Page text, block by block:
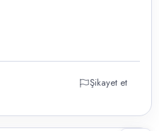
Şikayet et